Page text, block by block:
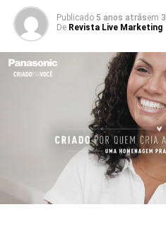
Publicado 5 anos atrásem
De Revista Live Marketing